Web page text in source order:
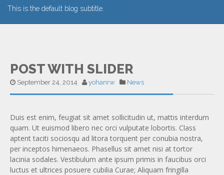
This is the default blog subtitle.
POST WITH SLIDER
September 24, 2014 yohanrw News
Duis est enim, feugiat sit amet sollicitudin ut, mattis interdum
quam. Ut euismod libero nec orci vulputate lobortis. Class
aptent taciti sociosqu ad litora torquent per conubia nostra,
per inceptos himenaeos. Phasellus sit amet nisi at tortor
lacinia sodales. Vestibulum ante ipsum primis in faucibus orci
luctus et ultrices posuere cubilia Curae; Aliquam fringilla